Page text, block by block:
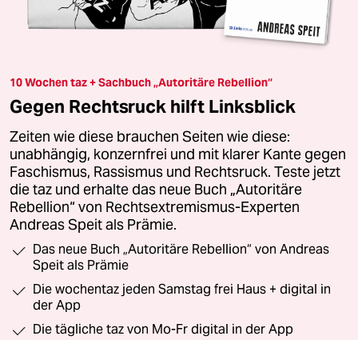
10 Wochen taz + Sachbuch „Autoritäre Rebellion“
Gegen Rechtsruck hilft Linksblick
Zeiten wie diese brauchen Seiten wie diese:
unabhängig, konzernfrei und mit klarer Kante gegen
Faschismus, Rassismus und Rechtsruck. Teste jetzt
die taz und erhalte das neue Buch „Autoritäre
Rebellion“ von Rechtsextremismus-Experten
Andreas Speit als Prämie.
Das neue Buch „Autoritäre Rebellion“ von Andreas
Speit als Prämie
Die wochentaz jeden Samstag frei Haus + digital in
der App
Die tägliche taz von Mo-Fr digital in der App